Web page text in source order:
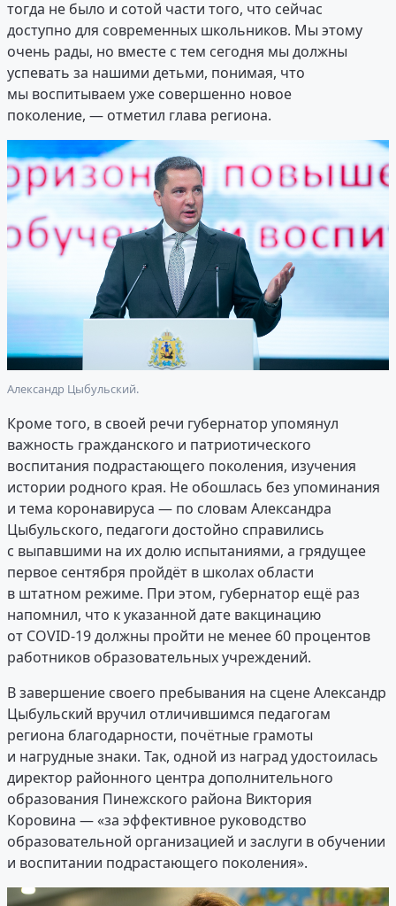
тогда не было и сотой части того, что сейчас
доступно для современных школьников. Мы этому
очень рады, но вместе с тем сегодня мы должны
успевать за нашими детьми, понимая, что
мы воспитываем уже совершенно новое
поколение, — отметил глава региона.
Александр Цыбульский.
Кроме того, в своей речи губернатор упомянул
важность гражданского и патриотического
воспитания подрастающего поколения, изучения
истории родного края. Не обошлась без упоминания
и тема коронавируса — по словам Александра
Цыбульского, педагоги достойно справились
с выпавшими на их долю испытаниями, а грядущее
первое сентября пройдёт в школах области
в штатном режиме. При этом, губернатор ещё раз
напомнил, что к указанной дате вакцинацию
от COVID-19 должны пройти не менее 60 процентов
работников образовательных учреждений.
В завершение своего пребывания на сцене Александр
Цыбульский вручил отличившимся педагогам
региона благодарности, почётные грамоты
и нагрудные знаки. Так, одной из наград удостоилась
директор районного центра дополнительного
образования Пинежского района Виктория
Коровина — «за эффективное руководство
образовательной организацией и заслуги в обучении
и воспитании подрастающего поколения».